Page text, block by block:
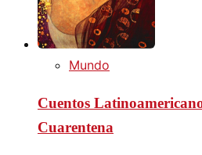
Mundo
Cuentos
Cuarentena